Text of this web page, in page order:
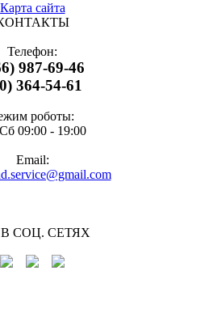
Карта сайта
Телефон:
987-69-46
364-54-61
роботы:
09:00 - 19:00
Email:
СОЦ. СЕТЯХ